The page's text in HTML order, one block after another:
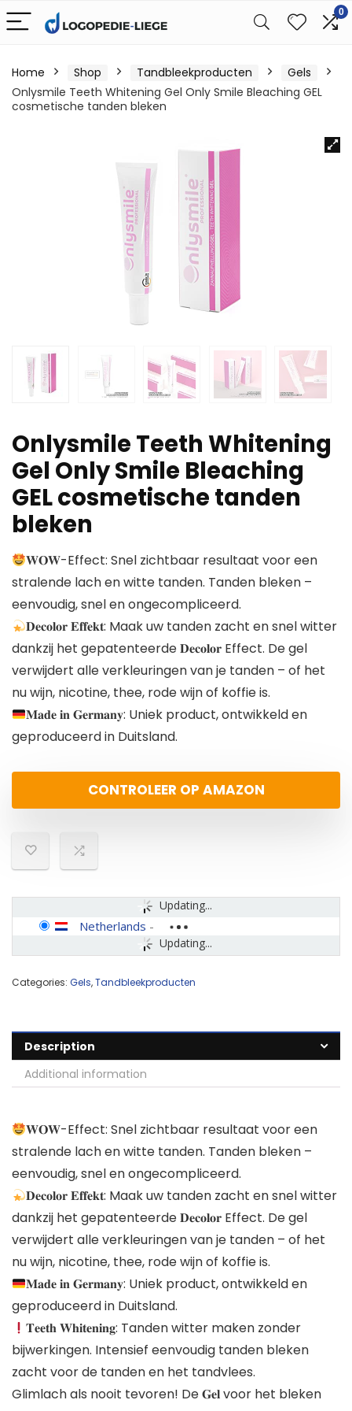
0
Home Shop Tandbleekproducten
Gels
Onlysmile Teeth Whitening Gel Only Smile Bleaching GEL
cosmetische tanden bleken
Onlysmile Teeth Whitening
Gel Only Smile Bleaching
GEL cosmetische tanden
bleken
𝐖𝐎𝐖-Effect: Snel zichtbaar resultaat voor een
stralende lach en witte tanden. Tanden bleken –
eenvoudig, snel en ongecompliceerd.
𝐃𝐞𝐜𝐨𝐥𝐨𝐫 𝐄𝐟𝐟𝐞𝐤𝐭: Maak uw tanden zacht en snel witter
dankzij het gepatenteerde 𝐃𝐞𝐜𝐨𝐥𝐨𝐫 Effect. De gel
verwijdert alle verkleuringen van je tanden – of het
nu wijn, nicotine, thee, rode wijn of koffie is.
𝐌𝐚𝐝𝐞 𝐢𝐧 𝐆𝐞𝐫𝐦𝐚𝐧𝐲: Uniek product, ontwikkeld en
geproduceerd in Duitsland.
CONTROLEER OP AMAZON
Updating...
Updating...
Netherlands -
Categories: Gels,Tandbleekproducten
Description
Additional information
𝐖𝐎𝐖-Effect: Snel zichtbaar resultaat voor een
stralende lach en witte tanden. Tanden bleken –
eenvoudig, snel en ongecompliceerd.
𝐃𝐞𝐜𝐨𝐥𝐨𝐫 𝐄𝐟𝐟𝐞𝐤𝐭: Maak uw tanden zacht en snel witter
dankzij het gepatenteerde 𝐃𝐞𝐜𝐨𝐥𝐨𝐫 Effect. De gel
verwijdert alle verkleuringen van je tanden – of het
nu wijn, nicotine, thee, rode wijn of koffie is.
𝐌𝐚𝐝𝐞 𝐢𝐧 𝐆𝐞𝐫𝐦𝐚𝐧𝐲: Uniek product, ontwikkeld en
geproduceerd in Duitsland.
𝐓𝐞𝐞𝐭𝐡 𝐖𝐡𝐢𝐭𝐞𝐧𝐢𝐧𝐠: Tanden witter maken zonder
bijwerkingen. Intensief eenvoudig tanden bleken
zacht voor de tanden en het tandvlees.
Glimlach als nooit tevoren! De 𝐆𝐞𝐥 voor het bleken